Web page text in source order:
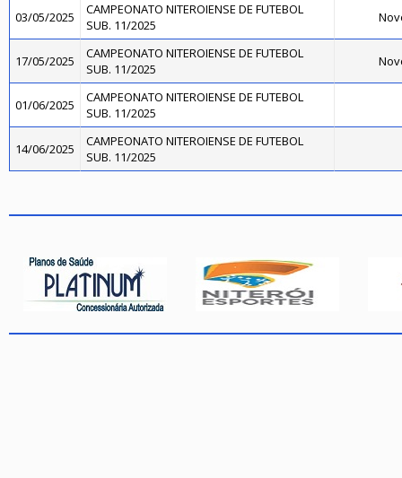
03/05/2025
CAMPEONATO NITEROIENSE DE FUTEBOL
SUB. 11/2025
17/05/2025
CAMPEONATO NITEROIENSE DE FUTEBOL
SUB. 11/2025
01/06/2025
CAMPEONATO NITEROIENSE DE FUTEBOL
SUB. 11/2025
14/06/2025
CAMPEONATO NITEROIENSE DE FUTEBOL
SUB. 11/2025